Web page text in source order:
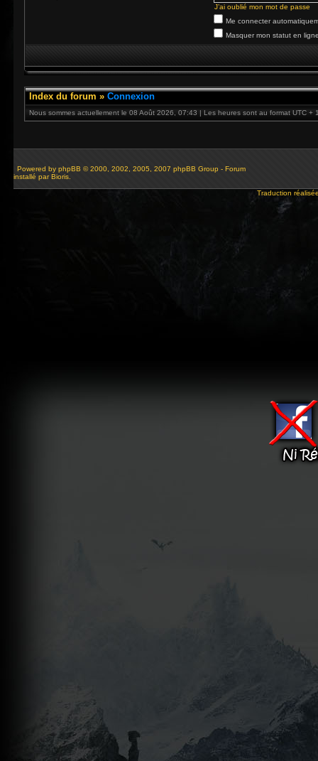
J’ai oublié mon mot de passe
Me connecter
Masquer mon statut en
Index du forum » Connexion
Nous sommes actuellement le 08 Août 2026, 07:43 | Les heures sont au format UTC +
Powered by phpBB © 2000, 2002, 2005, 2007 phpBB Group - Forum
installé par Bioris.
Traduction